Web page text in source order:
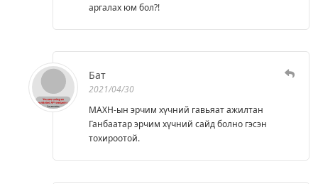
аргалах юм бол?!
Бат
2021/04/30
МАХН-ын эрчим хүчний гавьяат ажилтан
Ганбаатар эрчим хүчний сайд болно гэсэн
тохироотой.